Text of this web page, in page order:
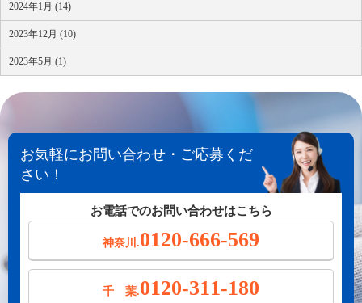
2024年1月 (14)
2023年12月 (10)
2023年5月 (1)
お気軽にお問い合わせ・ご応募くだ
さい！
お電話でのお問い合わせはこちら
神奈川.0120-666-569
千 葉.0120-311-180